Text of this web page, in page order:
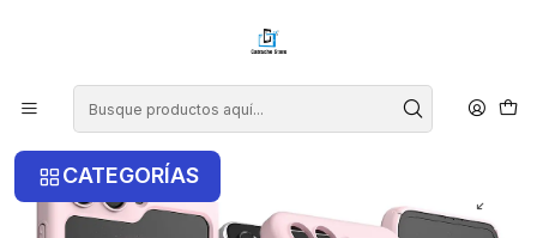
CATEGORÍAS
Inicio Samsung
Samsung Z Flip 5
Carcasa Ringke Slim Para Samsung Z Flip 5